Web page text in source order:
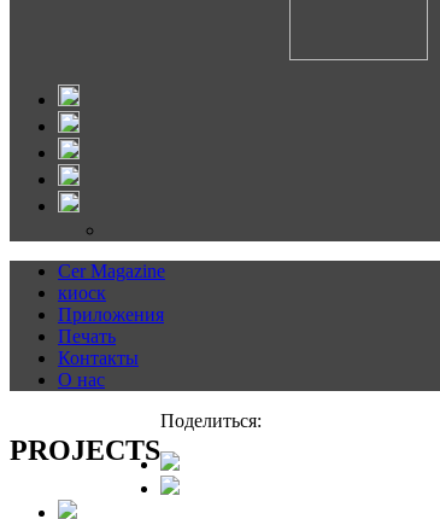
Cer Magazine
киоск
Приложения
Печать
Контакты
О нас
PROJECTS
Поделиться: